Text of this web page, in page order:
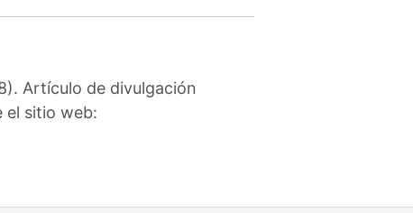
Artículo de divulgación
el sitio web: